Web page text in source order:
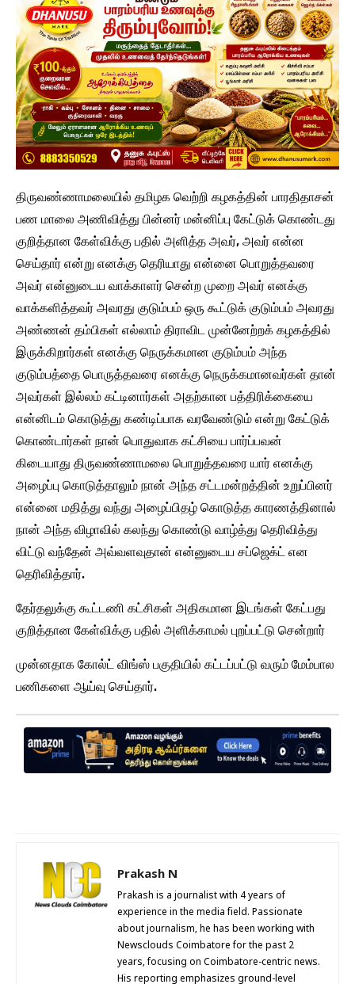
திருவண்ணாமலையில் தமிழக வெற்றி கழகத்தின் பாரதிதாசன்
பண மாலை அணிவித்து பின்னர் மன்னிப்பு கேட்டுக் கொண்டது
குறித்தான கேள்விக்கு பதில் அளித்த அவர், அவர் என்ன
செய்தார் என்று எனக்கு தெரியாது என்னை பொறுத்தவரை
அவர் என்னுடைய வாக்காளர் சென்ற முறை அவர் எனக்கு
வாக்களித்தவர் அவரது குடும்பம் ஒரு கூட்டுக் குடும்பம் அவரது
அண்ணன் தம்பிகள் எல்லாம் திராவிட முன்னேற்றக் கழகத்தில்
இருக்கிறார்கள் எனக்கு நெருக்கமான குடும்பம் அந்த
குடும்பத்தை பொருத்தவரை எனக்கு நெருக்கமானவர்கள் தான்
அவர்கள் இல்லம் கட்டினார்கள் அதற்கான பத்திரிக்கையை
என்னிடம் கொடுத்து கண்டிப்பாக வரவேண்டும் என்று கேட்டுக்
கொண்டார்கள் நான் பொதுவாக கட்சியை பார்ப்பவன்
கிடையாது திருவண்ணாமலை பொறுத்தவரை யார் எனக்கு
அழைப்பு கொடுத்தாலும் நான் அந்த சட்டமன்றத்தின் உறுப்பினர்
என்னை மதித்து வந்து அழைப்பிதழ் கொடுத்த காரணத்தினால்
நான் அந்த விழாவில் கலந்து கொண்டு வாழ்த்து தெரிவித்து
விட்டு வந்தேன் அவ்வளவுதான் என்னுடைய சப்ஜெக்ட் என
தெரிவித்தார்.
தேர்தலுக்கு கூட்டணி கட்சிகள் அதிகமான இடங்கள் கேட்பது
குறித்தான கேள்விக்கு பதில் அளிக்காமல் புறப்பட்டு சென்றார்
முன்னதாக கோல்ட் விங்ஸ் பகுதியில் கட்டப்பட்டு வரும் மேம்பால
பணிகளை ஆய்வு செய்தார்.
Prakash N
Prakash is a journalist with 4 years of
experience in the media field. Passionate
about journalism, he has been working with
Newsclouds Coimbatore for the past 2
years, focusing on Coimbatore-centric news.
His reporting emphasizes ground-level